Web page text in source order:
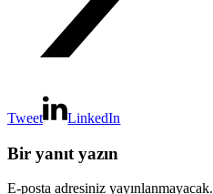
Tweet LinkedIn
Bir yanıt yazın
E-posta adresiniz yayınlanmayacak.